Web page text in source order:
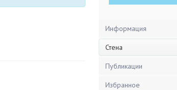
Информация
Стена
Публикации
Избранное